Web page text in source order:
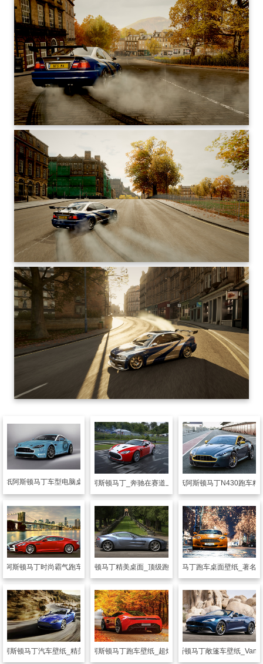
纸阿斯顿马丁车型电脑桌面壁纸
汽车壁纸 阿斯顿马丁_奔驰在赛道上精美主题
汽车壁纸阿斯顿马丁N430跑车精
阿斯顿马丁时尚霸气跑车精美壁纸
汽车壁纸阿斯顿马丁精美桌面_顶级跑车阿斯顿马丁
汽车壁纸阿斯顿马丁跑车桌面壁纸_著名
阿斯顿马丁汽车壁纸_精美炫酷跑车
汽车壁纸 阿斯顿马丁跑车壁纸_超炫酷的跑车
汽车壁纸 阿斯顿马丁敞篷车壁纸